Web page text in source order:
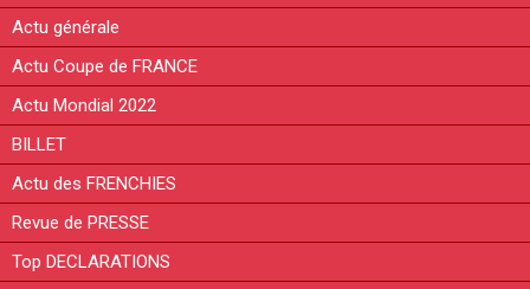
Actu générale
Actu Coupe de FRANCE
Actu Mondial 2022
BILLET
Actu des FRENCHIES
Revue de PRESSE
Top DECLARATIONS